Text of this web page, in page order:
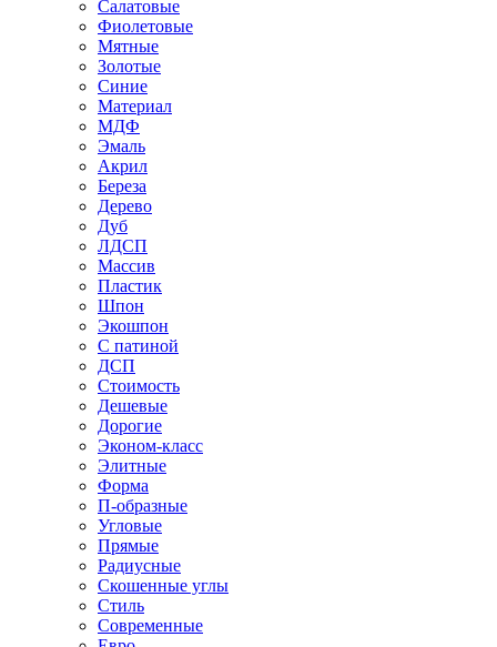
Салатовые
Фиолетовые
Мятные
Золотые
Синие
Материал
МДФ
Эмаль
Акрил
Береза
Дерево
Дуб
ЛДСП
Массив
Пластик
Шпон
Экошпон
С патиной
ДСП
Стоимость
Дешевые
Дорогие
Эконом-класс
Элитные
Форма
П-образные
Угловые
Прямые
Радиусные
Скошенные углы
Стиль
Современные